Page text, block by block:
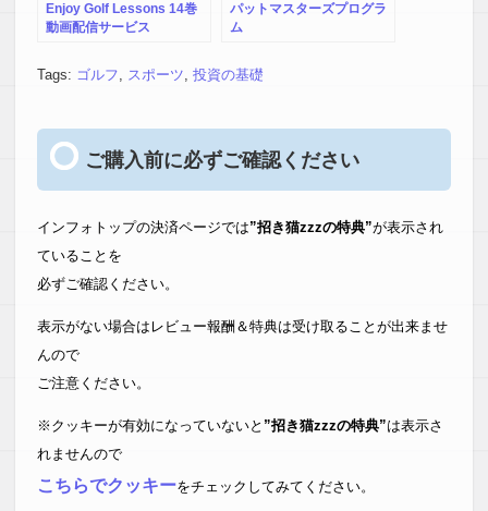
Enjoy Golf Lessons 14巻
動画配信サービス
パットマスターズプログラ
ム
Tags: ゴルフ, スポーツ, 投資の基礎
ご購入前に必ずご確認ください
インフォトップの決済ページでは”招き猫zzzの特典”が表示され
ていることを
必ずご確認ください。
表示がない場合はレビュー報酬＆特典は受け取ることが出来ませ
んので
ご注意ください。
※クッキーが有効になっていないと ”招き猫zzzの特典”は表示さ
れませんので
こちらでクッキーをチェックしてみてください。